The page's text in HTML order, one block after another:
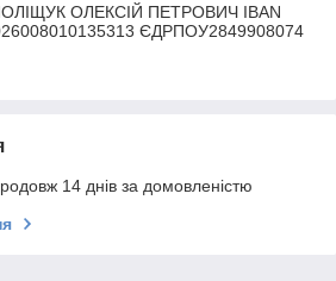
ПОЛІЩУК ОЛЕКСІЙ ПЕТРОВИЧ IBAN
ЄДРПОУ2849908074
14 днів за домовленістю